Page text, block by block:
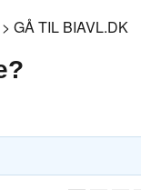
> GÅ TIL BIAVL.DK